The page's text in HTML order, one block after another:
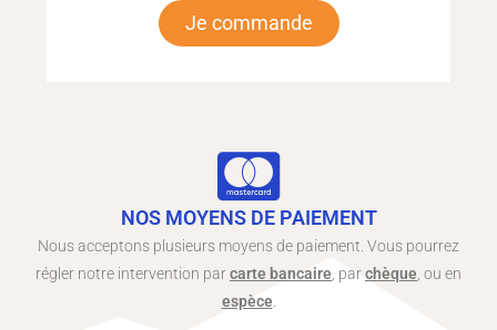
Je commande
NOS MOYENS DE PAIEMENT
Nous acceptons plusieurs moyens de paiement. Vous pourrez
régler notre intervention parcarte bancaire , parchèque , ou en
espèce